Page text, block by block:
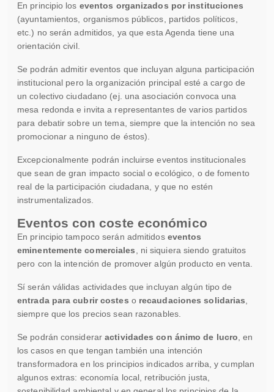
En principio los eventos organizados por instituciones
(ayuntamientos, organismos públicos, partidos políticos,
etc.) no serán admitidos, ya que esta Agenda tiene una
orientación civil.
Se podrán admitir eventos que incluyan alguna participación
institucional pero la organización principal esté a cargo de
un colectivo ciudadano (ej. una asociación convoca una
mesa redonda e invita a representantes de varios partidos
para debatir sobre un tema, siempre que la intención no sea
promocionar a ninguno de éstos).
Excepcionalmente podrán incluirse eventos institucionales
que sean de gran impacto social o ecológico, o de fomento
real de la participación ciudadana, y que no estén
instrumentalizados.
Eventos con coste económico
En principio tampoco serán admitidos eventos
eminentemente comerciales, ni siquiera siendo gratuitos
pero con la intención de promover algún producto en venta.
Sí serán válidas actividades que incluyan algún tipo de
entrada para cubrir costes o recaudaciones solidarias,
siempre que los precios sean razonables.
Se podrán consideraractividades con ánimo de lucro, en
los casos en que tengan también una intención
transformadora en los principios indicados arriba, y cumplan
algunos extras: economía local, retribución justa,